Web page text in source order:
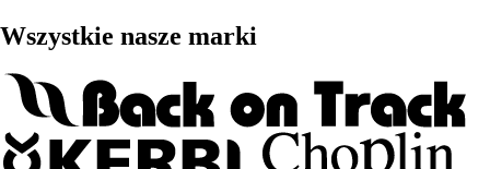
Wszystkie nasze marki